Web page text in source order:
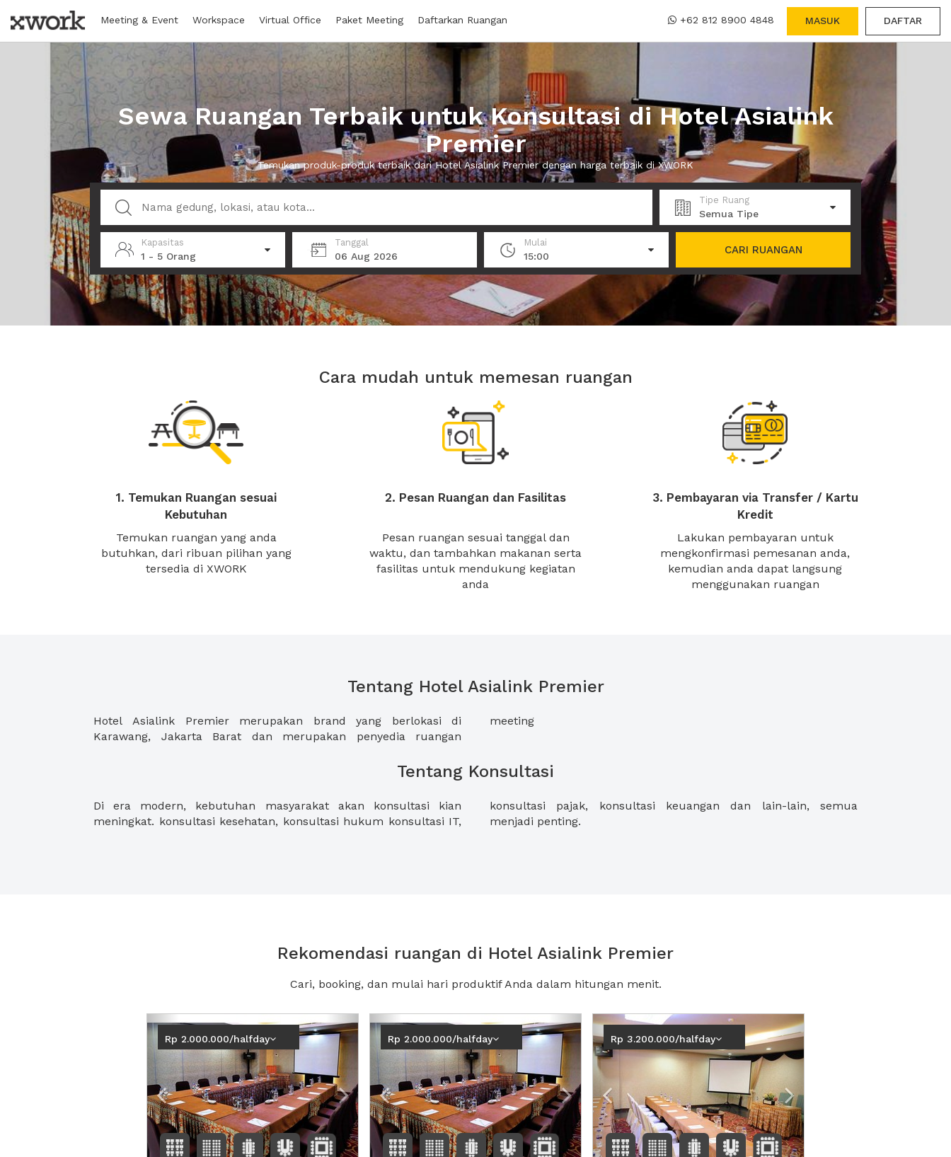
Meeting & Event Workspace Virtual Office Paket Meeting Daftarkan Ruangan +62 812 8900 4848 MASUK DAFTAR
Sewa Ruangan Terbaik untuk Konsultasi di Hotel Asialink
Premier
Temukan produk-produk terbaik dari Hotel Asialink Premier dengan harga terbaik di XWORK
Tipe Ruang
Semua Tipe
Kapasitas
1 - 5 Orang
Tanggal
06 Aug 2026
Mulai
15:00
CARI RUANGAN
Cara mudah untuk memesan ruangan
1. Temukan Ruangan sesuai
Kebutuhan
Temukan ruangan yang anda
butuhkan, dari ribuan pilihan yang
tersedia di XWORK
2. Pesan Ruangan dan Fasilitas
Pesan ruangan sesuai tanggal dan
waktu, dan tambahkan makanan serta
fasilitas untuk mendukung kegiatan
anda
3. Pembayaran via Transfer / Kartu
Kredit
Lakukan pembayaran untuk
mengkonfirmasi pemesanan anda,
kemudian anda dapat langsung
menggunakan ruangan
Tentang Hotel Asialink Premier
Hotel Asialink Premier merupakan brand yang berlokasi di
Karawang, Jakarta Barat dan merupakan penyedia ruangan
meeting
Tentang Konsultasi
Di era modern, kebutuhan masyarakat akan konsultasi kian
meningkat. konsultasi kesehatan, konsultasi hukum konsultasi IT,
konsultasi pajak, konsultasi keuangan dan lain-lain, semua
menjadi penting.
Rekomendasi ruangan di Hotel Asialink Premier
Cari, booking, dan mulai hari produktif Anda dalam hitungan menit.
Previous Next2
Rp 2.000.000/halfday
Previous Next2
Rp 2.000.000/halfday
Previous Next2
Rp 3.200.000/halfday